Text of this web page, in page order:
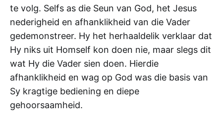
te volg. Selfs as die Seun van God, het Jesus
nederigheid en afhanklikheid van die Vader
gedemonstreer. Hy het herhaaldelik verklaar dat
Hy niks uit Homself kon doen nie, maar slegs dit
wat Hy die Vader sien doen. Hierdie
afhanklikheid en wag op God was die basis van
Sy kragtige bediening en diepe
gehoorsaamheid.